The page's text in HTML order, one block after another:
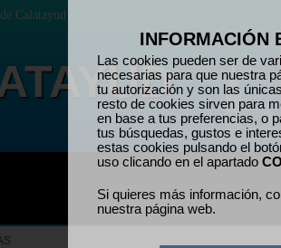
INFORMACIÓN
Las cookies pueden ser de
necesarias para que nuestra
tu autorización y son las
resto de cookies sirven para
en base a tus preferencias, o
tus búsquedas, gustos e
estas cookies pulsando el
uso clicando en el apartado
Si quieres más información,
nuestra página web.
Calatayud